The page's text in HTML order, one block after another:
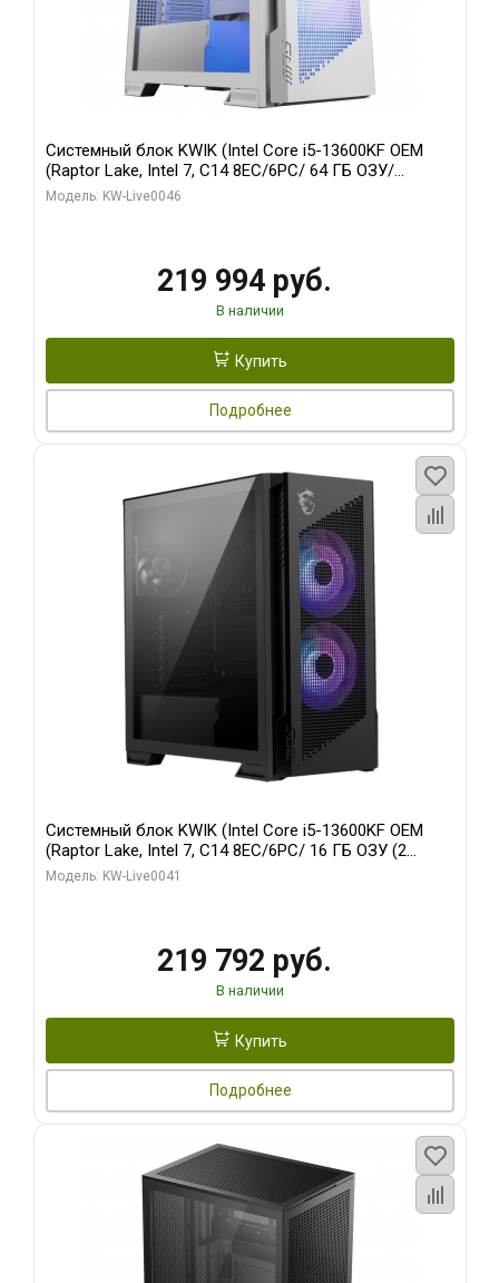
Системный блок KWIK (Intel Core i5-13600KF OEM
(Raptor Lake, Intel 7, C14 8EC/6PC/ 64 ГБ ОЗУ/
Gigabyte RTX5060Ti GAMING OC 8GB GDDR7 128bit
Модель: KW-Live0046
219 994 руб.
В наличии
Купить
Подробнее
Системный блок KWIK (Intel Core i5-13600KF OEM
(Raptor Lake, Intel 7, C14 8EC/6PC/ 16 ГБ ОЗУ (2
модуля)/ Palit RTX5080 GAMINGPRO OC 16GB GDDR7
Модель: KW-Live0041
219 792 руб.
В наличии
Купить
Подробнее